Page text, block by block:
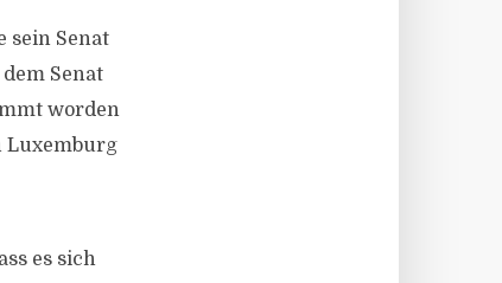
sein Senat
Senat
worden
Luxemburg
es sich